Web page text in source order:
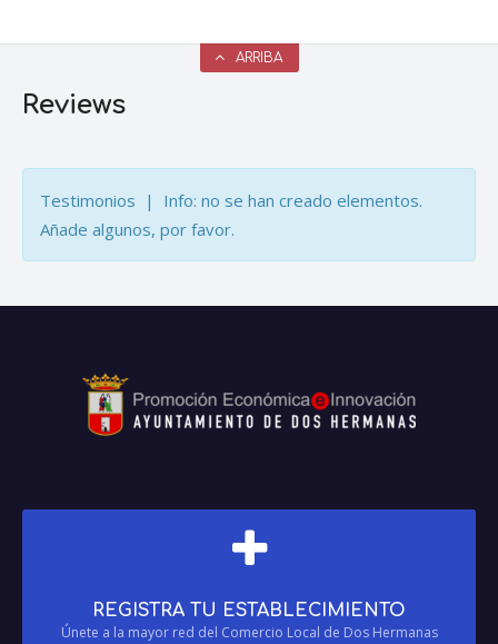
ARRIBA
Reviews
Testimonios | Info: no se han creado elementos.
Añade algunos, por favor.
REGISTRA TU ESTABLECIMIENTO
Únete a la mayor red del Comercio Local de Dos Hermanas